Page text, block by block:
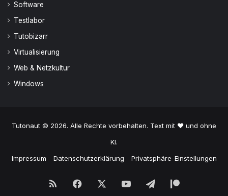
Software
Testlabor
Tutobizarr
Virtualisierung
Web & Netzkultur
Windows
Tutonaut © 2026. Alle Rechte vorbehalten. Text mit ♥ und ohne
KI.
Impressum
Datenschutzerklärung Privatsphäre-Einstellungen
RSS Facebook YouTubeTelegram